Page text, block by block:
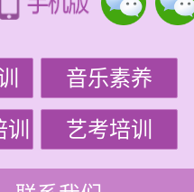
音乐素养
艺考培训